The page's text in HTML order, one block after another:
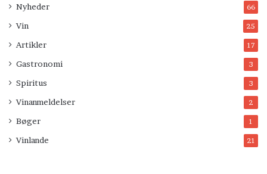
Nyheder 66
Vin 25
Artikler 17
Gastronomi 3
Spiritus 3
Vinanmeldelser 2
Bøger 1
Vinlande 21